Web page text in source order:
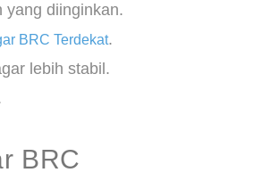
yang diinginkan.
BRC Terdekat.
lebih stabil.
BRC